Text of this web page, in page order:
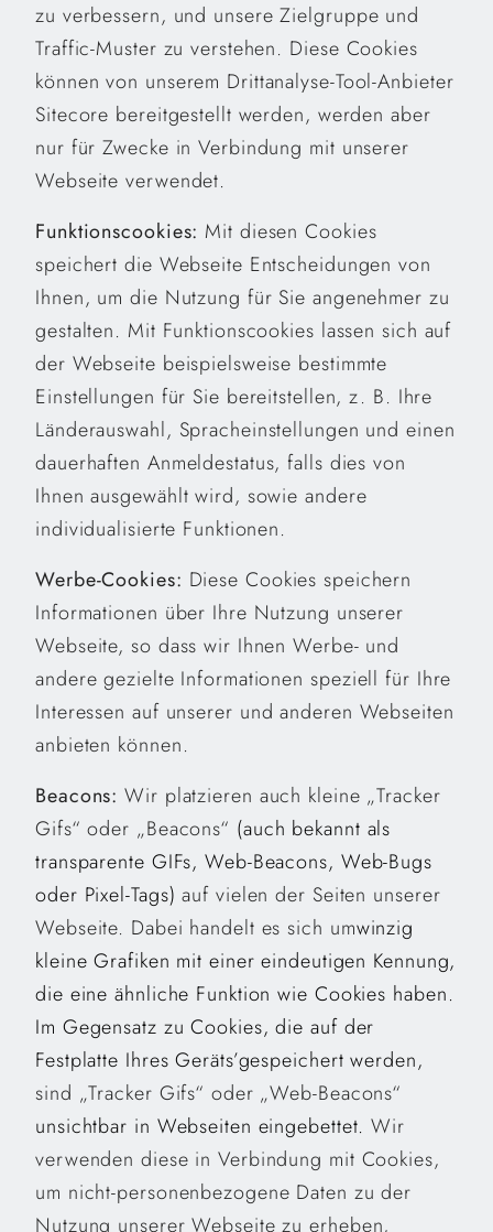
zu verbessern, und unsere Zielgruppe und
Traffic-Muster zu verstehen. Diese Cookies
können von unserem Drittanalyse-Tool-Anbieter
Sitecore bereitgestellt werden, werden aber
nur für Zwecke in Verbindung mit unserer
Webseite verwendet.
Funktionscookies: Mit diesen Cookies
speichert die Webseite Entscheidungen von
Ihnen, um die Nutzung für Sie angenehmer zu
gestalten. Mit Funktionscookies lassen sich auf
der Webseite beispielsweise bestimmte
Einstellungen für Sie bereitstellen, z. B. Ihre
Länderauswahl, Spracheinstellungen und einen
dauerhaften Anmeldestatus, falls dies von
Ihnen ausgewählt wird, sowie andere
individualisierte Funktionen.
Werbe-Cookies: Diese Cookies speichern
Informationen über Ihre Nutzung unserer
Webseite, so dass wir Ihnen Werbe- und
andere gezielte Informationen speziell für Ihre
Interessen auf unserer und anderen Webseiten
anbieten können.
Beacons: Wir platzieren auch kleine „Tracker
Gifs“ oder „Beacons“ (auch bekannt als
transparente GIFs, Web-Beacons, Web-Bugs
oder Pixel-Tags)auf vielen der Seiten unserer
Webseite. Dabei handelt es sich umwinzig
kleine Grafiken mit einer eindeutigen Kennung,
die eine ähnliche Funktion wie Cookies haben.
Im Gegensatz zu Cookies, die auf der
Festplatte Ihres Geräts’gespeichert werden,
sind „Tracker Gifs“ oder „Web-Beacons“
unsichtbar in Webseiten eingebettet.Wir
verwenden diese in Verbindung mit Cookies,
um nicht-personenbezogene Daten zu der
Nutzung unserer Webseite zu erheben,